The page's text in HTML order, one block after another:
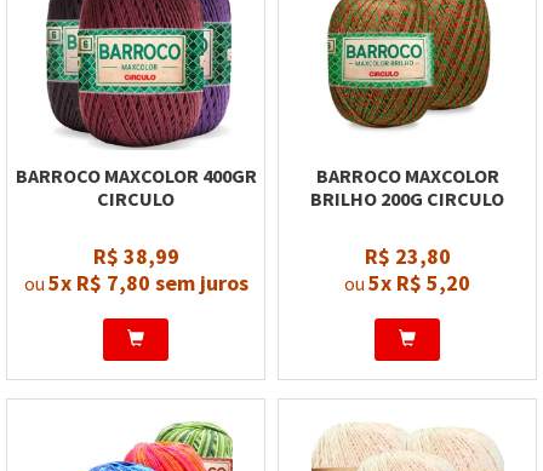
BARROCO MAXCOLOR 400GR
CIRCULO
R$ 38,99
ou 5x R$ 7,80 sem juros
BARROCO MAXCOLOR
BRILHO 200G CIRCULO
R$ 23,80
ou 5x R$ 5,20